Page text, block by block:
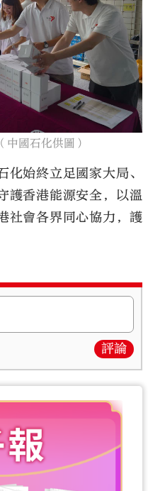
中國石化供圖）
始終立足國家大局、
護香港能源安全，以溫
社會各界同心協力，護
評論